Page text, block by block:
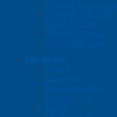
Lĩnh Vực Hoạt Động
Sứ Mệnh Tầm Nhìn
Sơ Đồ Tổ Chức
Văn Hóa Công ty
Cơ Hội Việc Làm
Sản phẩm
Cửa gỗ
Cửa nhựa
Cửa chống cháy
Phụ kiện cửa
Sàn gỗ